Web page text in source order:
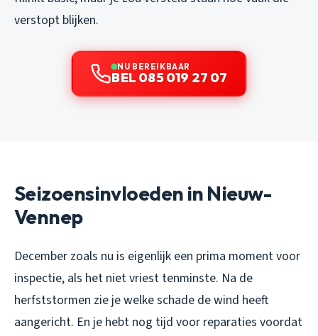
verstopt blijken.
NU BEREIKBAAR
BEL 085 019 27 07
Seizoensinvloeden in Nieuw-
Vennep
December zoals nu is eigenlijk een prima moment voor
inspectie, als het niet vriest tenminste. Na de
herfststormen zie je welke schade de wind heeft
aangericht. En je hebt nog tijd voor reparaties voordat